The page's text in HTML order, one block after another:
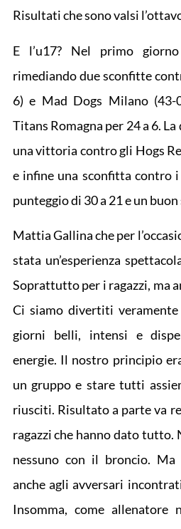
Risultati che sono valsi
E l’u17? Nel primo
rimediando due sconfitte
6) e Mad Dogs Milano
Titans Romagna per 24 a 6.
una vittoria contro gli Hogs
e infine una sconfitta contro
punteggio di 30 a 21 e un
Mattia Gallina che per
stata un’esperienza
Soprattutto per i ragazzi, ma
Ci siamo divertiti
giorni belli, intensi e
energie. Il nostro principio
un gruppo e stare tutti
riusciti. Risultato a parte va
ragazzi che hanno dato tutto.
nessuno con il broncio.
anche agli avversari
Insomma, come allenatore